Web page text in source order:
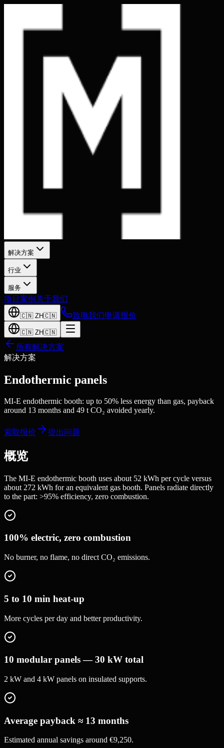
解决方案
行业
服务
项目案例 关于我们
🇨🇳 ZH🇨🇳 致电我们申请报价
🇨🇳 ZH🇨🇳
所有解决方案
解决方案
Endothermic panels
MI-E endothermic booth: up to 50% less energy than gas, payback
around 13 months and 49 t CO₂ avoided yearly.
索取报价 提出问题
概览
The MI-E endothermic booth uses about 52 kWh per cycle versus
about 272 kWh for an equivalent gas booth. Panels radiate directly
to the part: >95% efficiency, zero combustion.
100% electric, zero combustion
No burner, no flame, no direct CO₂ emissions.
5 to 10 min heat-up
More cycles per day and better productivity.
10 modular panels — 30 kW total
2 kW and 4 kW panels on insulated supports.
Average payback ≈ 13 months
Estimated annual savings around €9,250.